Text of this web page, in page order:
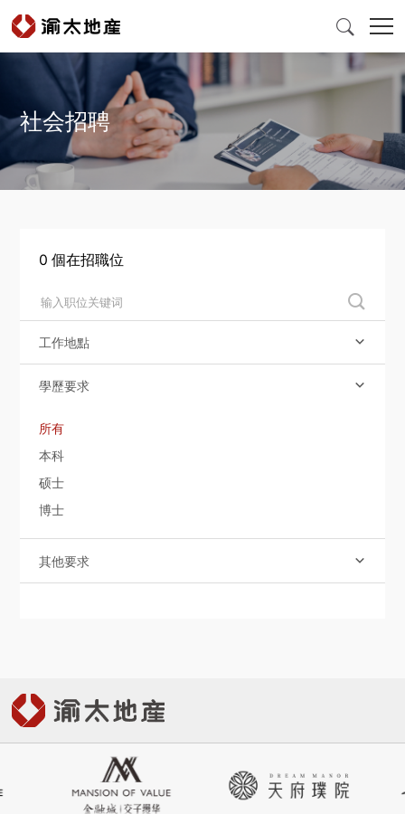

首頁
產品與服務
爲什麽選擇渝太
新聞中心
投資者關係
社會責任
關於渝太
合作商平臺


社会招聘
0 個在招職位

工作地點 
學歷要求 
所有
本科
硕士
博士
其他要求 